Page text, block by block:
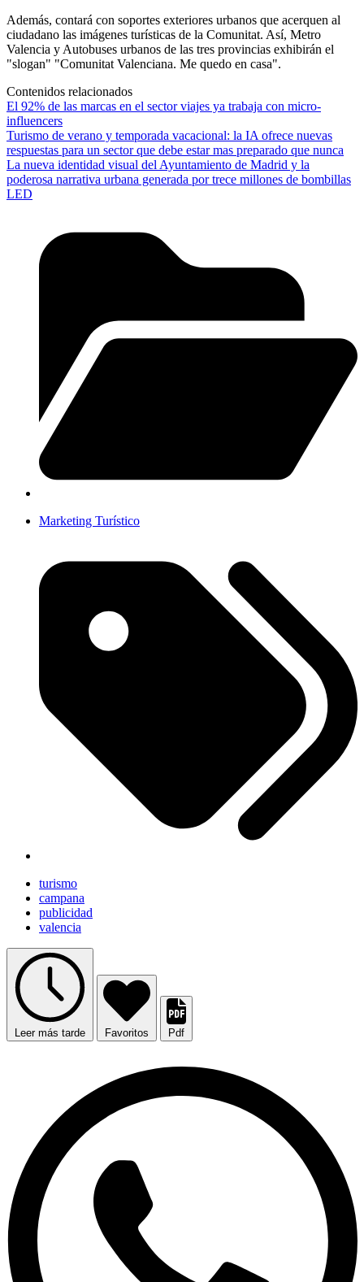
Además, contará con soportes exteriores urbanos que acerquen al
ciudadano las imágenes turísticas de la Comunitat. Así, Metro
Valencia y Autobuses urbanos de las tres provincias exhibirán el
"slogan" "Comunitat Valenciana. Me quedo en casa".
Contenidos relacionados
El 92% de las marcas en el sector viajes ya trabaja con micro-
influencers
Turismo de verano y temporada vacacional: la IA ofrece nuevas
respuestas para un sector que debe estar mas preparado que nunca
La nueva identidad visual del Ayuntamiento de Madrid y la
poderosa narrativa urbana generada por trece millones de bombillas
LED
Marketing Turístico
turismo
campana
publicidad
valencia
Leer más tarde Favoritos Pdf